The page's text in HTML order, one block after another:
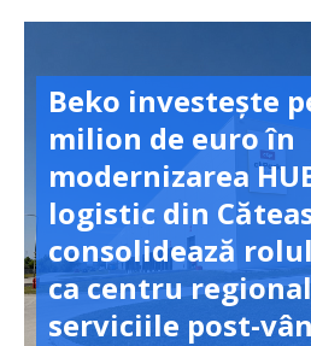
Beko investește
milion de euro în
modernizarea
logistic din
consolidează
ca centru
serviciile post-